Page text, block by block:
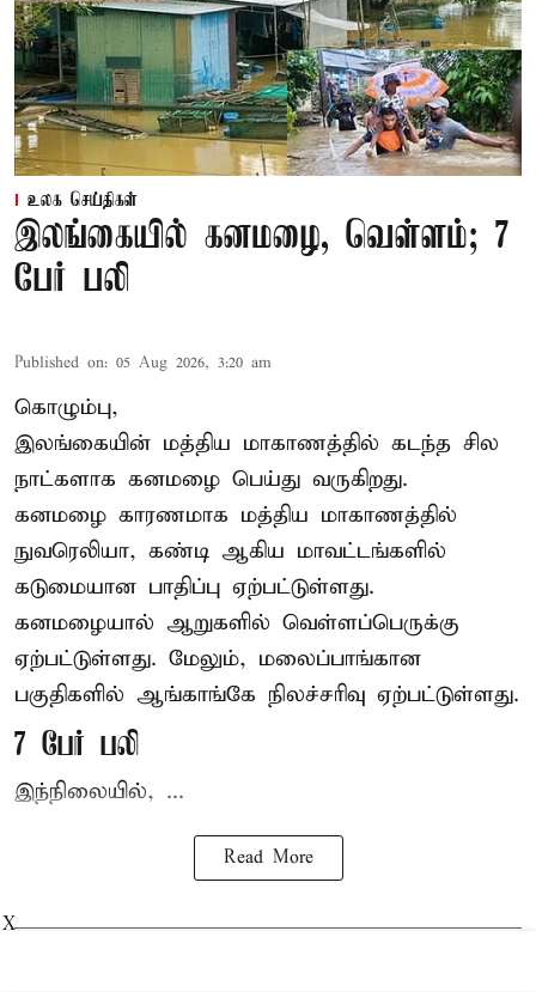
உலக செய்திகள்
இலங்கையில் கனமழை, வெள்ளம்; 7
பேர் பலி
Published on: 05 Aug 2026, 3:20 am
கொழும்பு,
இலங்கையின் மத்திய மாகாணத்தில் கடந்த சில
நாட்களாக கனமழை பெய்து வருகிறது.
கனமழை காரணமாக மத்திய மாகாணத்தில்
நுவரெலியா, கண்டி ஆகிய மாவட்டங்களில்
கடுமையான பாதிப்பு ஏற்பட்டுள்ளது.
கனமழையால் ஆறுகளில் வெள்ளப்பெருக்கு
ஏற்பட்டுள்ளது. மேலும், மலைப்பாங்கான
பகுதிகளில் ஆங்காங்கே நிலச்சரிவு ஏற்பட்டுள்ளது.
7 பேர் பலி
இந்நிலையில், ...
Read More
X